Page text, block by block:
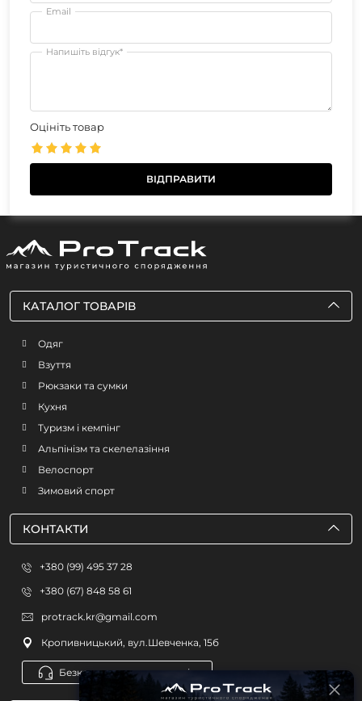
Email
Напишіть відгук*
Оцініть товар
КАТАЛОГ ТОВАРІВ
Одяг
Взуття
Рюкзаки та сумки
Кухня
Туризм і кемпінг
Альпінізм та скелелазіння
Велоспорт
Зимовий спорт
КОНТАКТИ
+380 (99) 495 37 28
+380 (67) 848 58 61
protrack.kr@gmail.com
Кропивницький, вул.Шевченка, 15б
Безкоштовна консультація